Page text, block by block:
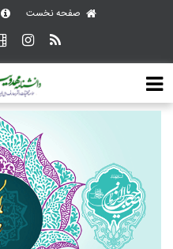
صفحه نخست